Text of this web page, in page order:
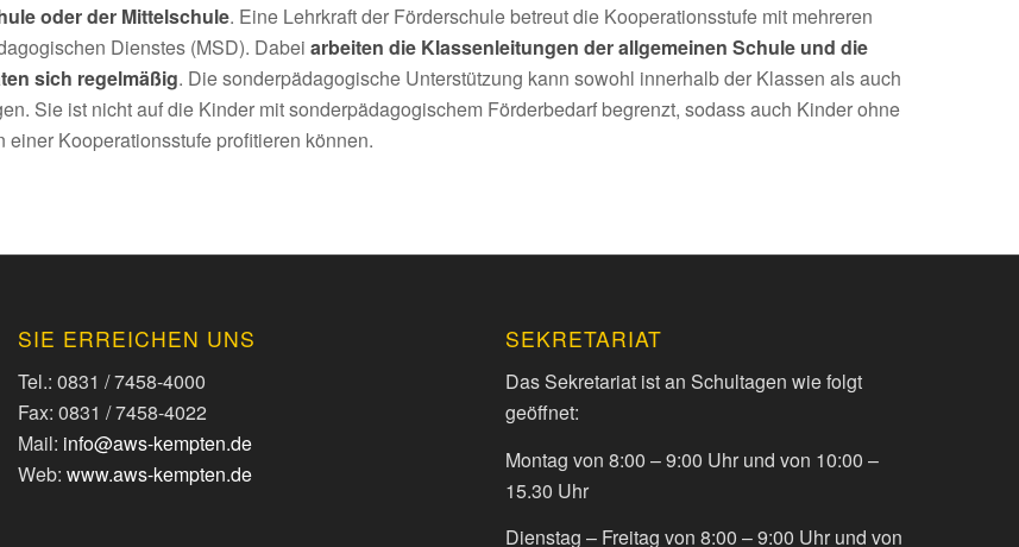
oder der Mittelschule. Eine Lehrkraft der Förderschule betreut die Kooperationsstufe mit mehreren
Dienstes (MSD). Dabei arbeiten die Klassenleitungen der allgemeinen Schule und die
sich regelmäßig. Die sonderpädagogische Unterstützung kann sowohl innerhalb der Klassen als auch
Sie ist nicht auf die Kinder mit sonderpädagogischem Förderbedarf begrenzt, sodass auch Kinder ohne
Kooperationsstufe profitieren können.
SIE ERREICHEN UNS
Tel.: 0831 / 7458-4000
Fax: 0831 / 7458-4022
Mail: info@aws-kempten.de
Web: www.aws-kempten.de
SEKRETARIAT
Das Sekretariat ist an Schultagen wie folgt
geöffnet:
Montag von 8:00 – 9:00 Uhr und von 10:00 –
15.30 Uhr
Dienstag – Freitag von 8:00 – 9:00 Uhr und von